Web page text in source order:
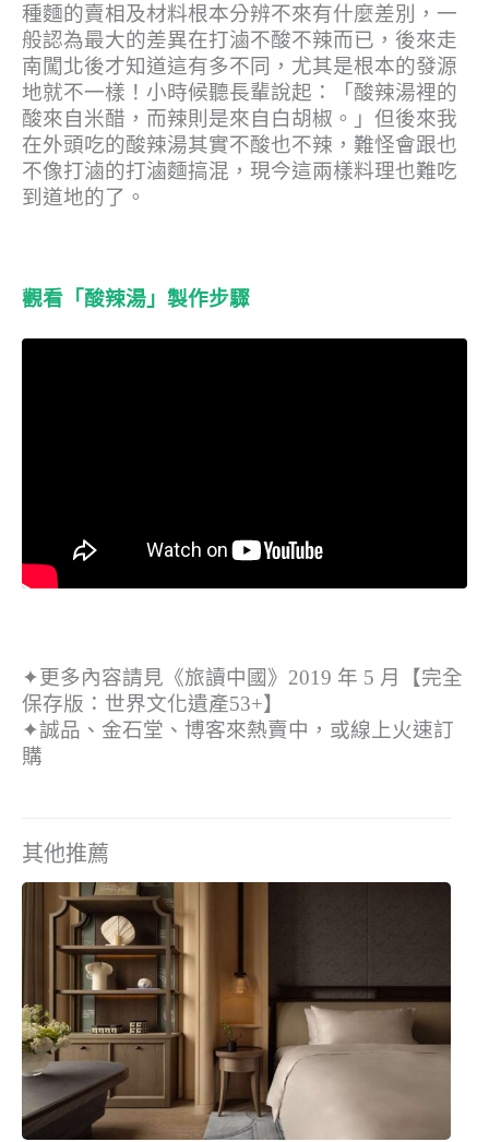
種麵的賣相及材料根本分辨不來有什麼差別，一
般認為最大的差異在打滷不酸不辣而已，後來走
南闖北後才知道這有多不同，尤其是根本的發源
地就不一樣！小時候聽長輩說起：「酸辣湯裡的
酸來自米醋，而辣則是來自白胡椒。」但後來我
在外頭吃的酸辣湯其實不酸也不辣，難怪會跟也
不像打滷的打滷麵搞混，現今這兩樣料理也難吃
到道地的了。
觀看「酸辣湯」製作步驟
✦更多內容請見《旅讀中國》2019 年 5 月【完全
保存版：世界文化遺產53+】
✦誠品、金石堂、博客來熱賣中，或線上火速訂
購
其他推薦